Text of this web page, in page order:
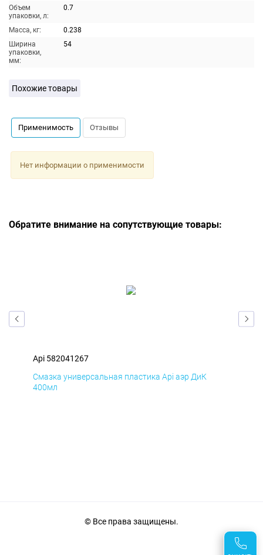
Объем
упаковки, л:
0.7
Масса, кг:
0.238
Ширина
упаковки,
мм:
54
Похожие товары
Применимость Отзывы
Нет информации о применимости
Обратите внимание на сопутствующие товары:
Api 582041267
Смазка универсальная пластика Api аэр ДиК
400мл
© Все права защищены.